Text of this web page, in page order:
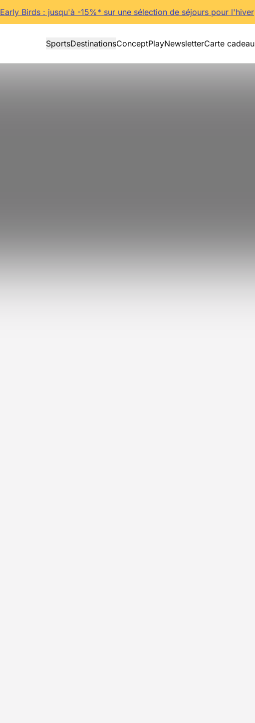
Early Birds : jusqu'à -15%* sur une sélection de séjours pour l'hiver
SportsDestinationsConceptPlayNewsletterCarte cadeau